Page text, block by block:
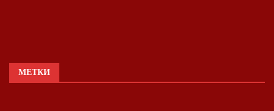
МЕТКИ